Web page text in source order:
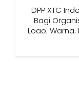
DPP XTC
Bagi
Logo,